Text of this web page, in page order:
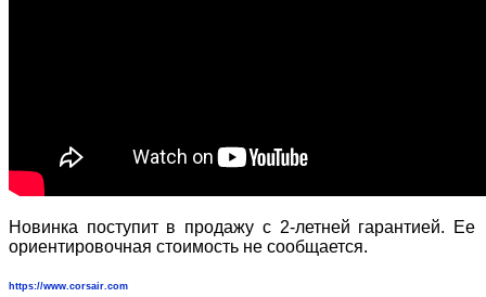
Новинка поступит в продажу с 2-летней гарантией. Ее
ориентировочная стоимость не сообщается.
https://www.corsair.com